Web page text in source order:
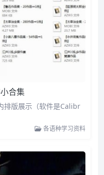
合集
版展示（软件是Calibr
各语种学习资料